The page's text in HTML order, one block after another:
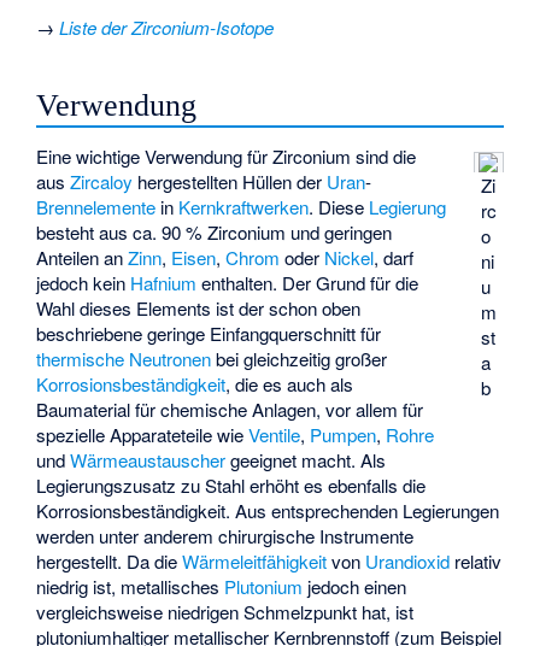
→Liste der Zirconium-Isotope
Verwendung
Zi
rc
o
ni
u
m
st
a
b
Eine wichtige Verwendung für Zirconium sind die
ausZircaloy hergestellten Hüllen der Uran-
Brennelemente in Kernkraftwerken. Diese Legierung
besteht aus ca. 90 % Zirconium und geringen
Anteilen anZinn, Eisen,Chrom oder Nickel, darf
jedoch kein Hafnium enthalten. Der Grund für die
Wahl dieses Elements ist der schon oben
beschriebene geringe Einfangquerschnitt für
thermische Neutronenbei gleichzeitig großer
Korrosionsbeständigkeit, die es auch als
Baumaterial für chemische Anlagen, vor allem für
spezielle Apparateteile wieVentile, Pumpen, Rohre
undWärmeaustauschergeeignet macht. Als
Legierungszusatz zu Stahl erhöht es ebenfalls die
Korrosionsbeständigkeit. Aus entsprechenden Legierungen
werden unter anderem chirurgische Instrumente
hergestellt. Da dieWärmeleitfähigkeitvon Urandioxid relativ
niedrig ist, metallisches Plutonium jedoch einen
vergleichsweise niedrigen Schmelzpunkt hat, ist
plutoniumhaltiger metallischer Kernbrennstoff (zum Beispiel